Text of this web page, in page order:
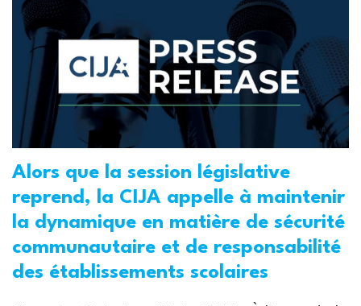
Alors que la session législative
reprend, la CIJA appelle à maintenir
la dynamique en matière de sécurité
communautaire et de responsabilité
des établissements scolaires